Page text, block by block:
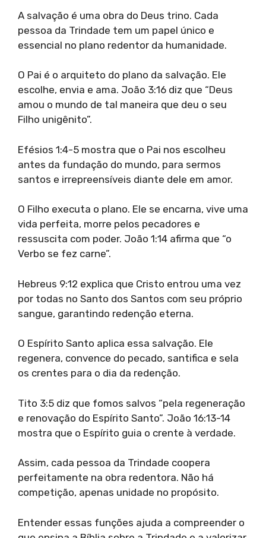
A salvação é uma obra do Deus trino. Cada
pessoa da Trindade tem um papel único e
essencial no plano redentor da humanidade.
O Pai é o arquiteto do plano da salvação. Ele
escolhe, envia e ama. João 3:16 diz que “Deus
amou o mundo de tal maneira que deu o seu
Filho unigênito”.
Efésios 1:4-5 mostra que o Pai nos escolheu
antes da fundação do mundo, para sermos
santos e irrepreensíveis diante dele em amor.
O Filho executa o plano. Ele se encarna, vive uma
vida perfeita, morre pelos pecadores e
ressuscita com poder. João 1:14 afirma que “o
Verbo se fez carne”.
Hebreus 9:12 explica que Cristo entrou uma vez
por todas no Santo dos Santos com seu próprio
sangue, garantindo redenção eterna.
O Espírito Santo aplica essa salvação. Ele
regenera, convence do pecado, santifica e sela
os crentes para o dia da redenção.
Tito 3:5 diz que fomos salvos “pela regeneração
e renovação do Espírito Santo”. João 16:13-14
mostra que o Espírito guia o crente à verdade.
Assim, cada pessoa da Trindade coopera
perfeitamente na obra redentora. Não há
competição, apenas unidade no propósito.
Entender essas funções ajuda a compreender o